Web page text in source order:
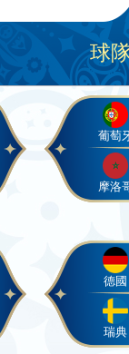
球
葡萄
摩洛
德國
瑞典